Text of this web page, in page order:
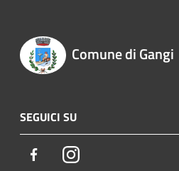
Comune di Gangi
SEGUICI SU
FacebookInstagram